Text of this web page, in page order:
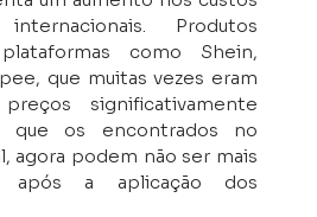
Produtos
como Shein,
que muitas vezes eram
significativamente
que os encontrados no
agora podem não ser mais
após a aplicação dos